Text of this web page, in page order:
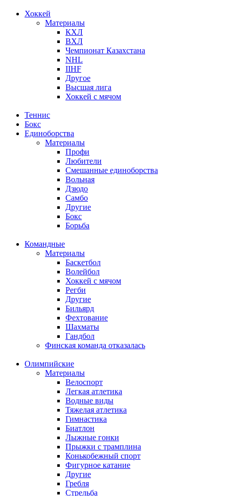
Хоккей
Материалы
КХЛ
ВХЛ
Чемпионат Казахстана
NHL
IIHF
Другое
Высшая лига
Хоккей с мячом
Теннис
Бокс
Единоборства
Материалы
Профи
Любители
Смешанные единоборства
Вольная
Дзюдо
Самбо
Другие
Бокс
Борьба
Командные
Материалы
Баскетбол
Волейбол
Хоккей с мячом
Регби
Другие
Бильярд
Фехтование
Шахматы
Гандбол
Финская команда отказалась
Олимпийские
Материалы
Велоспорт
Легкая атлетика
Водные виды
Тяжелая атлетика
Гимнастика
Биатлон
Лыжные гонки
Прыжки с трамплина
Конькобежный спорт
Фигурное катание
Другие
Гребля
Стрельба